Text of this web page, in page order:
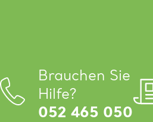
Brauchen Sie
Hilfe?
052 465 050